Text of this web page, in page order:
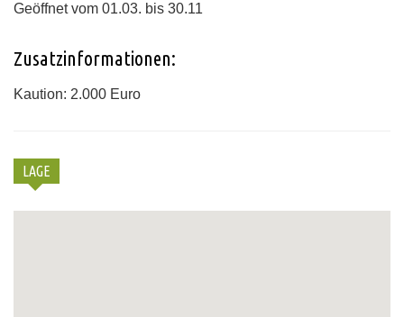
Geöffnet vom 01.03. bis 30.11
Zusatzinformationen:
Kaution: 2.000 Euro
LAGE